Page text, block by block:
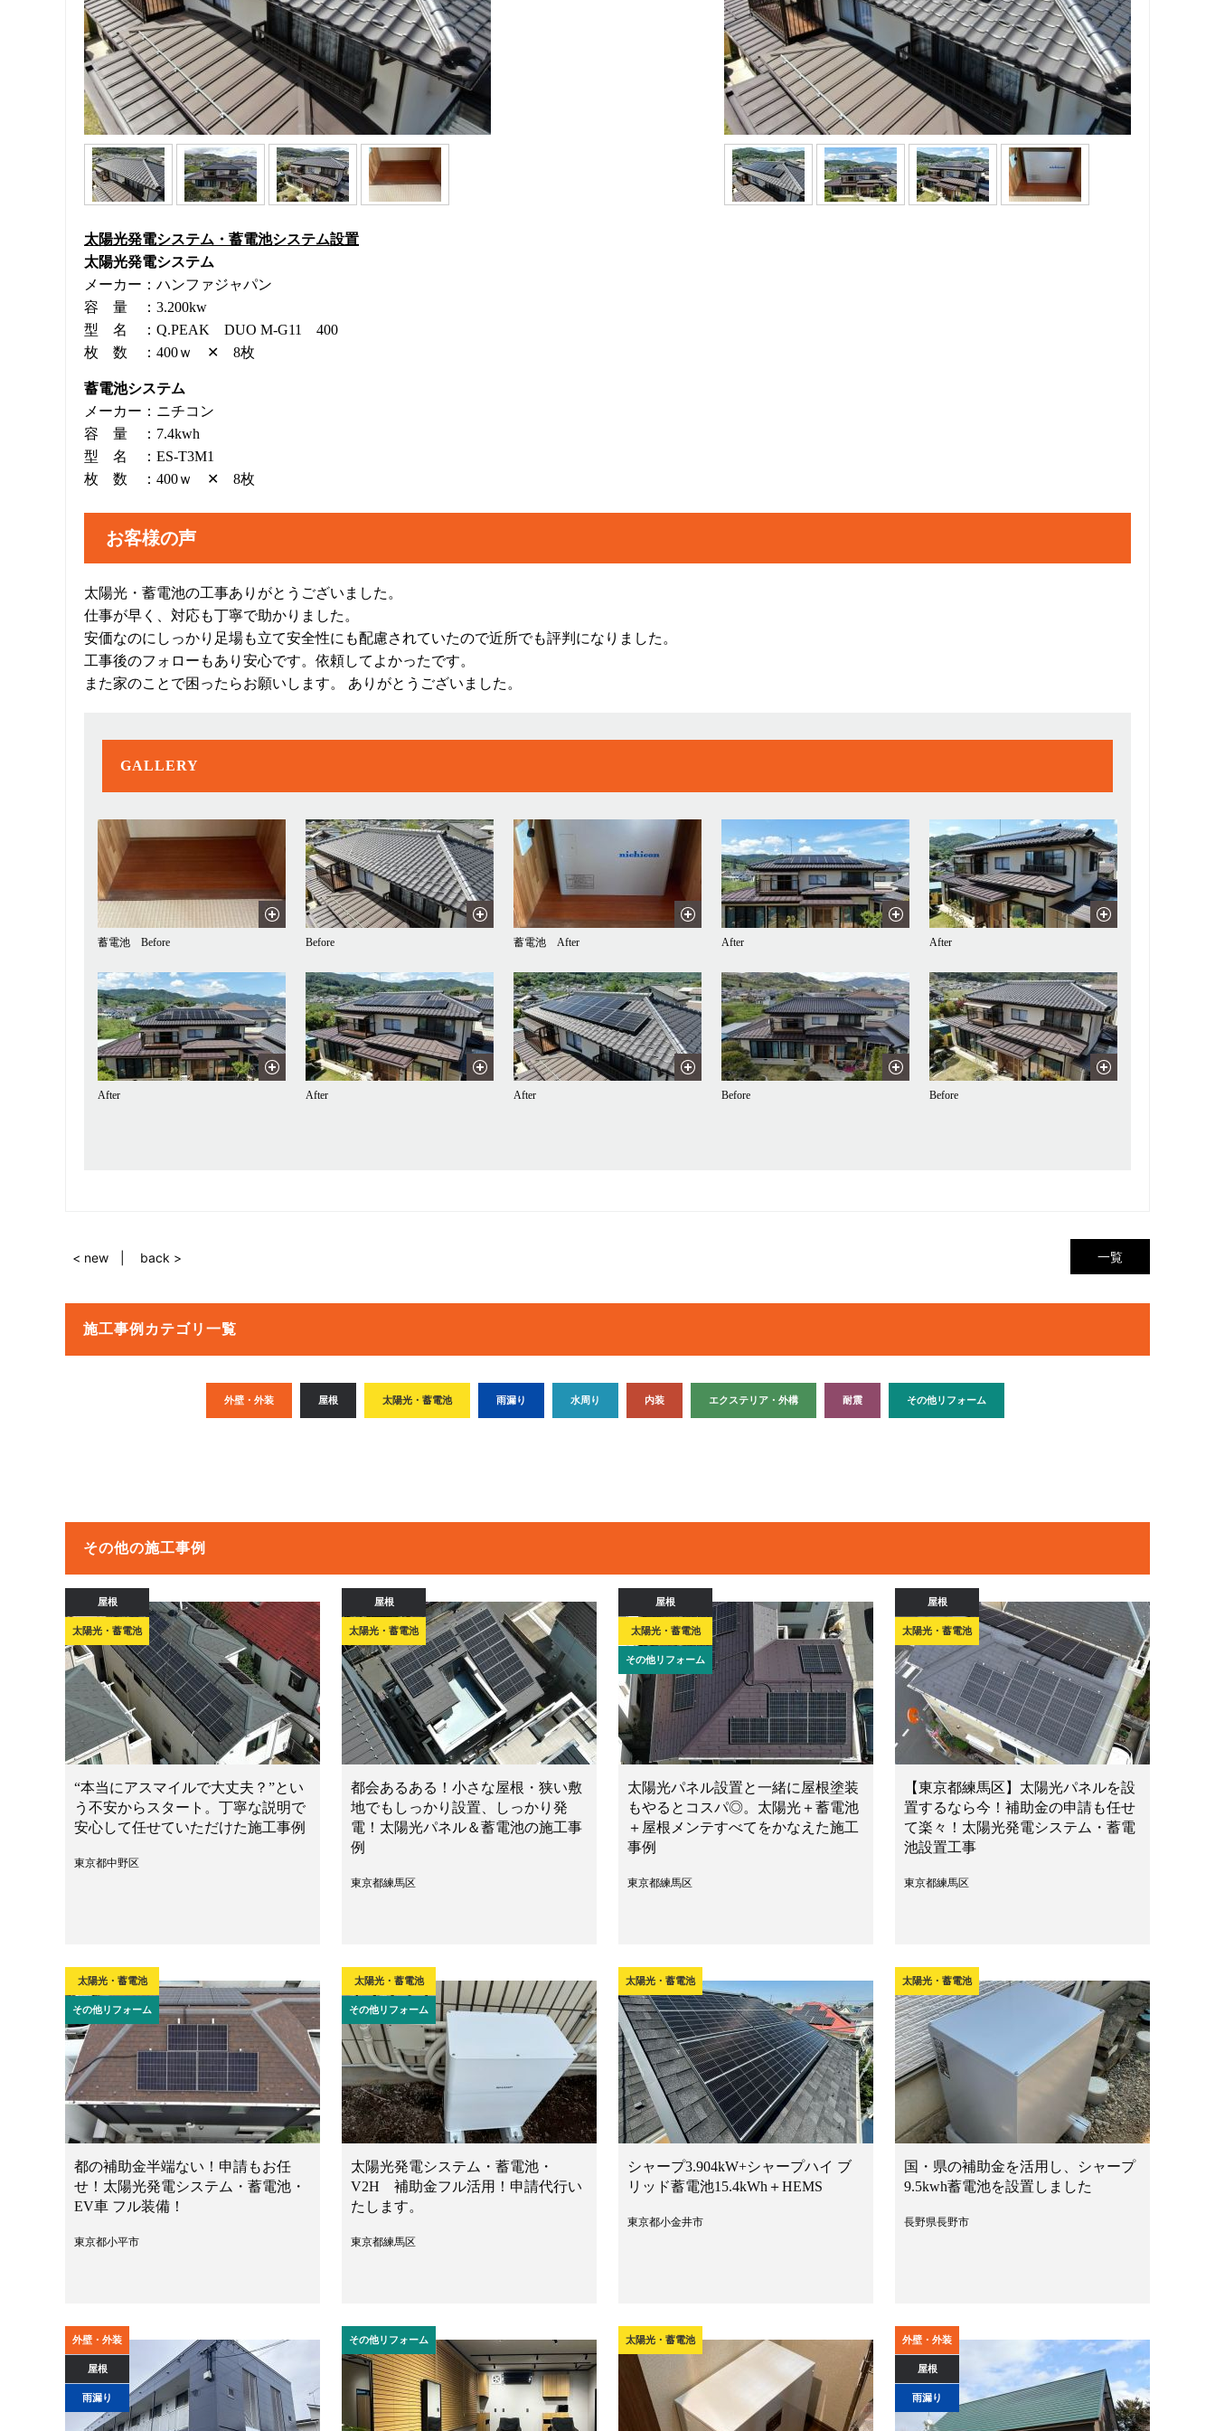
太陽光発電システム・蓄電池システム設置
太陽光発電システム
メーカー：ハンファジャパン
容 量 ：3.200kw
型 名 ：Q.PEAK DUO M-G11 400
枚 数 ：400ｗ ✕ 8枚
蓄電池システム
メーカー：ニチコン
容 量 ：7.4kwh
型 名 ：ES-T3M1
枚 数 ：400ｗ ✕ 8枚
お客様の声
太陽光・蓄電池の工事ありがとうございました。
仕事が早く、対応も丁寧で助かりました。
安価なのにしっかり足場も立て安全性にも配慮されていたので近所でも評判になりました。
工事後のフォローもあり安心です。依頼してよかったです。
また家のことで困ったらお願いします。 ありがとうございました。
GALLERY
蓄電池 Before Before 蓄電池 After After After
After After After Before Before
一覧
< new back >
施工事例カテゴリ一覧
外壁・外装 屋根 太陽光・蓄電池 雨漏り 水周り 内装 エクステリア・外構 耐震 その他リフォーム
その他の施工事例
屋根
太陽光・蓄電池
“本当にアスマイルで大丈夫？”とい
う不安からスタート。丁寧な説明で
安心して任せていただけた施工事例
東京都中野区
屋根
太陽光・蓄電池
都会あるある！小さな屋根・狭い敷
地でもしっかり設置、しっかり発
電！太陽光パネル＆蓄電池の施工事
例
東京都練馬区
屋根
太陽光・蓄電池
その他リフォーム
太陽光パネル設置と一緒に屋根塗装
もやるとコスパ◎。太陽光＋蓄電池
＋屋根メンテすべてをかなえた施工
事例
東京都練馬区
屋根
太陽光・蓄電池
【東京都練馬区】太陽光パネルを設
置するなら今！補助金の申請も任せ
て楽々！太陽光発電システム・蓄電
池設置工事
東京都練馬区
太陽光・蓄電池
その他リフォーム
都の補助金半端ない！申請もお任
せ！太陽光発電システム・蓄電池・
EV車 フル装備！
東京都小平市
太陽光・蓄電池
その他リフォーム
太陽光発電システム・蓄電池・
V2H 補助金フル活用！申請代行い
たします。
東京都練馬区
太陽光・蓄電池
シャープ3.904kW+シャープハイ ブ
リッド蓄電池15.4kWh＋HEMS
東京都小金井市
太陽光・蓄電池
国・県の補助金を活用し、シャープ
9.5kwh蓄電池を設置しました
長野県長野市
外壁・外装
屋根
雨漏り
その他リフォーム 太陽光・蓄電池 外壁・外装
屋根
雨漏り